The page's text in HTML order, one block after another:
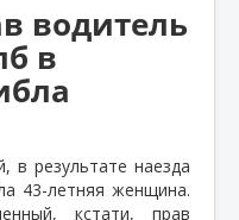
водитель
в
в результате наезда
43-летняя женщина.
кстати, прав